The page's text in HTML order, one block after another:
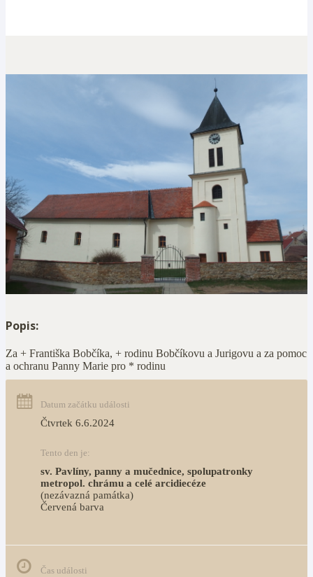
Popis:
Za + Františka Bobčíka, + rodinu Bobčíkovu a Jurigovu a za pomoc
a ochranu Panny Marie pro * rodinu
Datum začátku události
Čtvrtek 6.6.2024
Tento den je:
sv. Pavlíny, panny a mučednice, spolupatronky
metropol. chrámu a celé arcidiecéze
(nezávazná památka)
Červená barva
Čas události